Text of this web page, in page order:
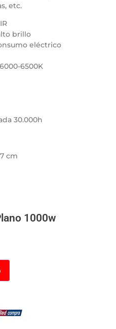
etc.
brillo
eléctrico
6500K
30.000h
cm
1000w